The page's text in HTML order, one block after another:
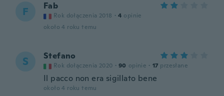
F Fab
Rok dołączenia 2018 · 4 opinie
około 4 roku temu
S Stefano
Rok dołączenia 2020 · 90 opinie · 17 przesłane
Il pacco non era sigillato bene
około 4 roku temu